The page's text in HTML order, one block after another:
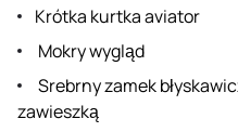
Krótka kurtka aviator
Mokry wygląd
Srebrny zamek
zawieszką